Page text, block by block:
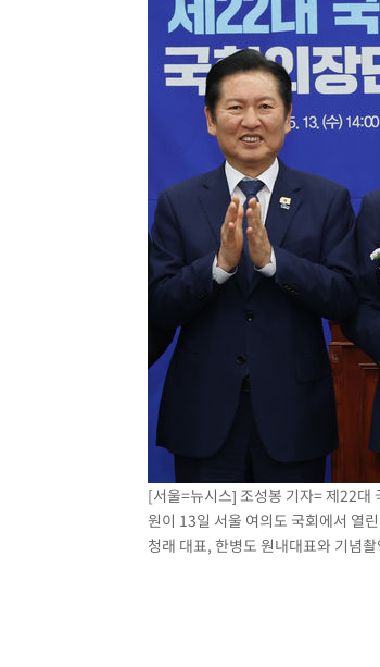
[서울=뉴시스] 조성봉 기자= 제22대
원이 13일 서울 여의도 국회에서 열
청래 대표, 한병도 원내대표와 기념